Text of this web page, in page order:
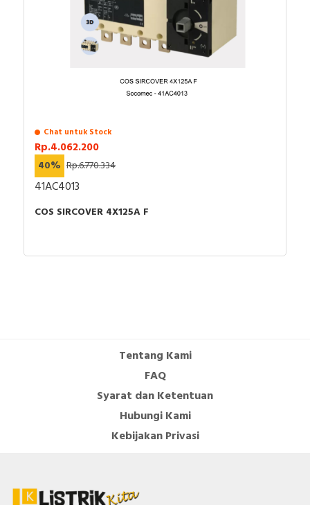
Chat untuk Stock
Rp.4.062.200
40% Rp.6.770.334
41AC4013
COS SIRCOVER 4X125A F
Tentang Kami
FAQ
Syarat dan Ketentuan
Hubungi Kami
Kebijakan Privasi